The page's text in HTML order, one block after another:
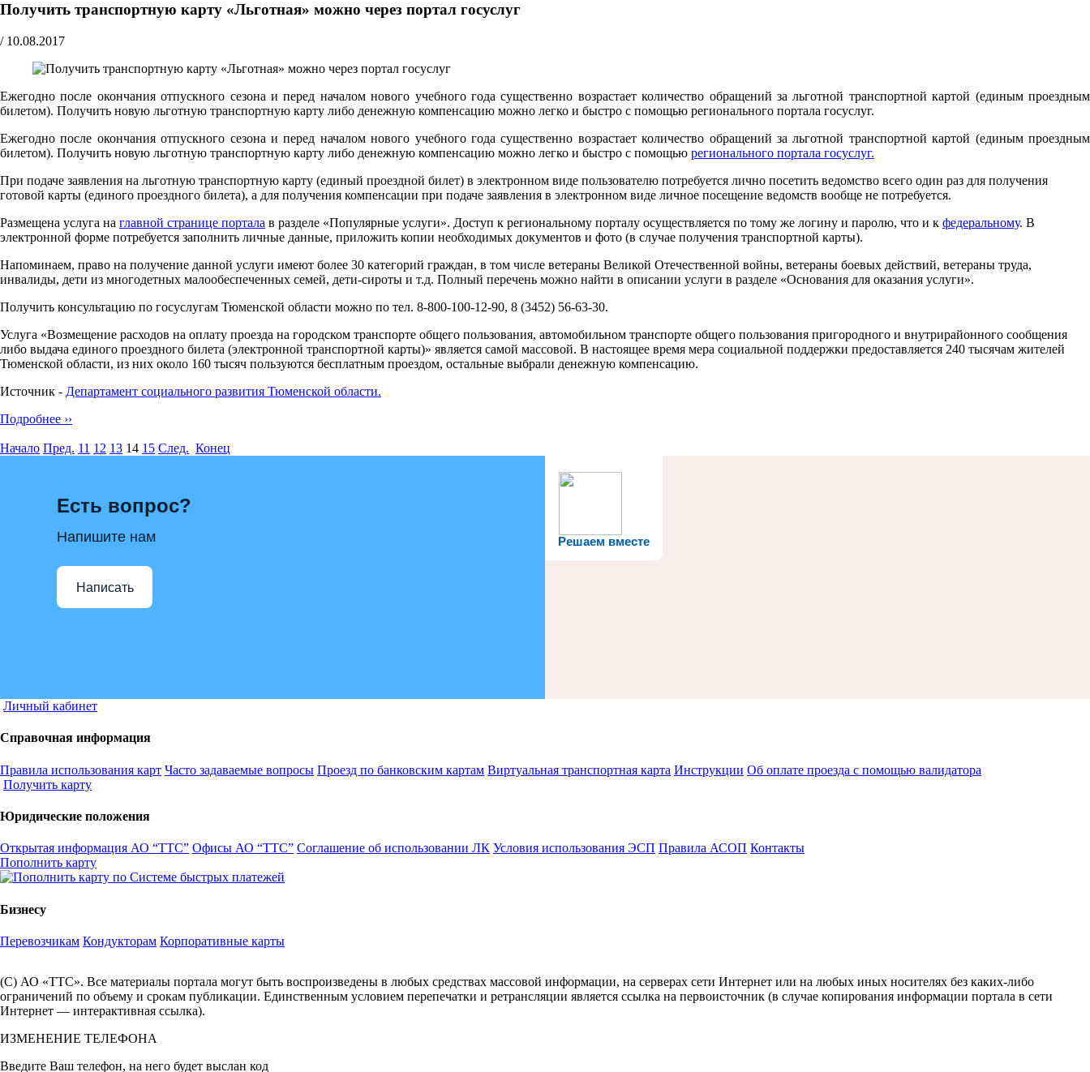
Получить транспортную карту «Льготная» можно через портал госуслуг
/ 10.08.2017
Ежегодно после окончания отпускного сезона и перед началом нового учебного года существенно возрастает количество обращений за льготной транспортной картой (единым проездным
билетом). Получить новую льготную транспортную карту либо денежную компенсацию можно легко и быстро с помощью регионального портала госуслуг.
Ежегодно после окончания отпускного сезона и перед началом нового учебного года существенно возрастает количество обращений за льготной транспортной картой (единым проездным
билетом). Получить новую льготную транспортную карту либо денежную компенсацию можно легко и быстро с помощью регионального портала госуслуг.
При подаче заявления на льготную транспортную карту (единый проездной билет) в электронном виде пользователю потребуется лично посетить ведомство всего один раз для получения
готовой карты (единого проездного билета), а для получения компенсации при подаче заявления в электронном виде личное посещение ведомств вообще не потребуется.
Размещена услуга на главной странице портала в разделе «Популярные услуги». Доступ к региональному порталу осуществляется по тому же логину и паролю, что и к федеральному. В
электронной форме потребуется заполнить личные данные, приложить копии необходимых документов и фото (в случае получения транспортной карты).
Напоминаем, право на получение данной услуги имеют более 30 категорий граждан, в том числе ветераны Великой Отечественной войны, ветераны боевых действий, ветераны труда,
инвалиды, дети из многодетных малообеспеченных семей, дети-сироты и т.д. Полный перечень можно найти в описании услуги в разделе «Основания для оказания услуги».
Получить консультацию по госуслугам Тюменской области можно по тел. 8-800-100-12-90, 8 (3452) 56-63-30.
Услуга «Возмещение расходов на оплату проезда на городском транспорте общего пользования, автомобильном транспорте общего пользования пригородного и внутрирайонного сообщения
либо выдача единого проездного билета (электронной транспортной карты)» является самой массовой. В настоящее время мера социальной поддержки предоставляется 240 тысячам жителей
Тюменской области, из них около 160 тысяч пользуются бесплатным проездом, остальные выбрали денежную компенсацию.
Источник - Департамент социального развития Тюменской области.
Подробнее ››
Начало Пред. 11 12 13 14 15 След. Конец
Решаем вместе
Есть вопрос?
Напишите нам
Написать
Личный кабинет
Справочная информация
Правила использования карт Часто задаваемые вопросы Проезд по банковским картам Виртуальная транспортная карта Инструкции Об оплате проезда с помощью валидатора
Получить карту
Юридические положения
Открытая информация АО “ТТС” Офисы АО “ТТС” Соглашение об использовании ЛК Условия использования ЭСП Правила АСОП Контакты
Пополнить карту
Бизнесу
Перевозчикам Кондукторам Корпоративные карты
(С) АО «ТТС». Все материалы портала могут быть воспроизведены в любых средствах массовой информации, на серверах сети Интернет или на любых иных носителях без каких-либо
ограничений по объему и срокам публикации. Единственным условием перепечатки и ретрансляции является ссылка на первоисточник (в случае копирования информации портала в сети
Интернет — интерактивная ссылка).
ИЗМЕНЕНИЕ ТЕЛЕФОНА
Введите Ваш телефон, на него будет выслан код